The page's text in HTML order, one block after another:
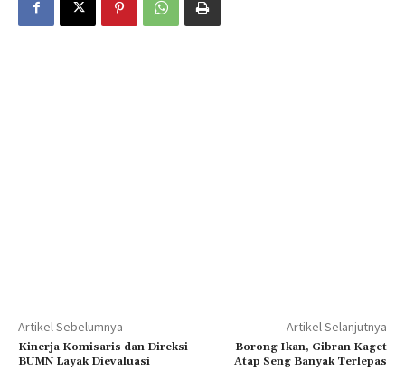
Artikel Sebelumnya
Kinerja Komisaris dan Direksi
BUMN Layak Dievaluasi
Artikel Selanjutnya
Borong Ikan, Gibran Kaget
Atap Seng Banyak Terlepas